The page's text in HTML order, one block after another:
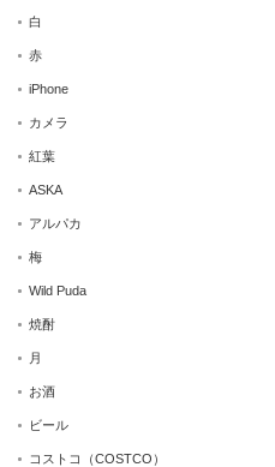
白
赤
iPhone
カメラ
紅葉
ASKA
アルパカ
梅
Wild Puda
焼酎
月
お酒
ビール
コストコ（COSTCO）